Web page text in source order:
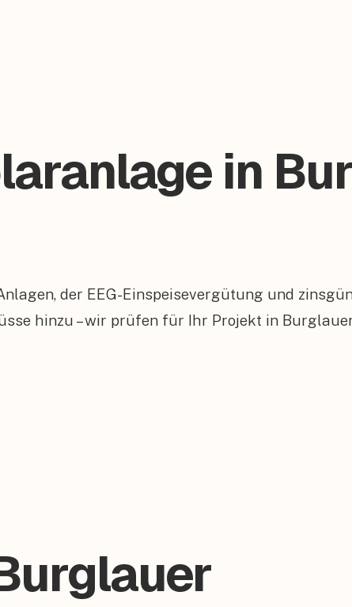
in
der EEG-Einspeisevergütung und
hinzu – wir prüfen für Ihr Projekt in